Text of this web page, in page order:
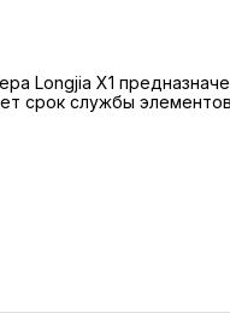
Longjia X1
срок службы